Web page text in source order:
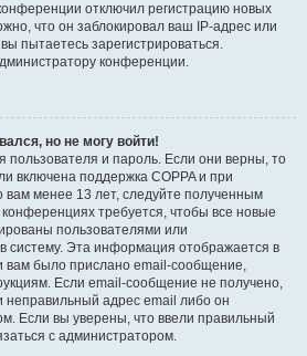
отключил регистрацию новых
что он заблокировал ваш IP-адрес или
пытаетесь зарегистрироваться.
конференции.
но не могу войти!
пользователя и пароль. Если они верны, то
включена поддержка COPPA и при
вам менее 13 лет, следуйте полученным
требуется, чтобы все новые
пользователями или
систему. Эта информация отображается в
вам было прислано email-сообщение,
Если email-сообщение не получено,
неправильный адрес email либо он
Если вы уверены, что ввели правильный
с администратором.